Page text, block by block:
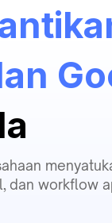
dan workflow